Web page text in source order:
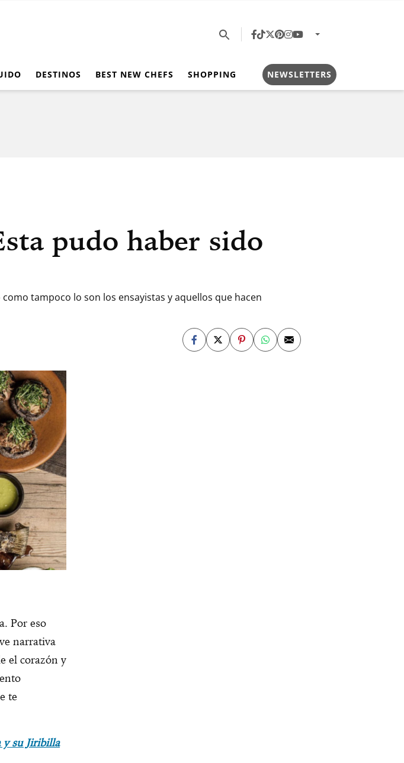
DESTINOS BEST NEW CHEFS SHOPPING NEWSLETTERS
pudo haber sido
tampoco lo son los ensayistas y aquellos que hacen
Por eso
narrativa
el corazón y
te
y su Jiribilla